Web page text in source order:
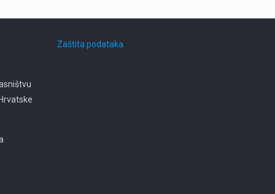
Zaštita podataka